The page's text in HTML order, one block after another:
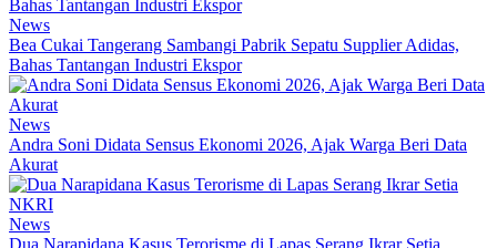
News
Bea Cukai Tangerang Sambangi Pabrik Sepatu Supplier Adidas,
Bahas Tantangan Industri Ekspor
News
Andra Soni Didata Sensus Ekonomi 2026, Ajak Warga Beri Data
Akurat
News
Dua Narapidana Kasus Terorisme di Lapas Serang Ikrar Setia